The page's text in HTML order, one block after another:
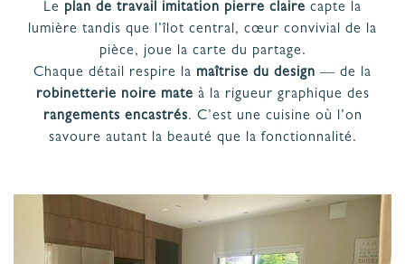
MATÉRIAUX ET COLORIS DE CUISINE
LES ÉTAPES
DE VOTRE
PROJET
NOS
ENGAGEMENTS
& GARANTIES
Le plan de travail imitation pierre claire capte la
lumière tandis que l’îlot central, cœur convivial de la
pièce, joue la carte du partage.
Chaque détail respire la maîtrise du design — de la
robinetterie noire mate à la rigueur graphique des
rangements encastrés. C’est une cuisine où l’on
savoure autant la beauté que la fonctionnalité.